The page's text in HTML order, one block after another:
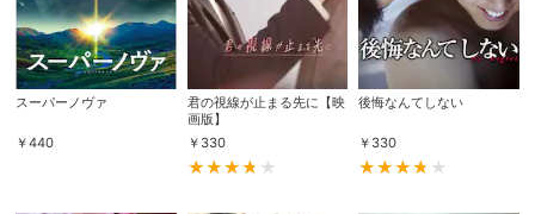
スーパーノヴァ
￥440
君の視線が止まる先に【映
画版】
￥ 330
後悔なんてしない
￥ 330